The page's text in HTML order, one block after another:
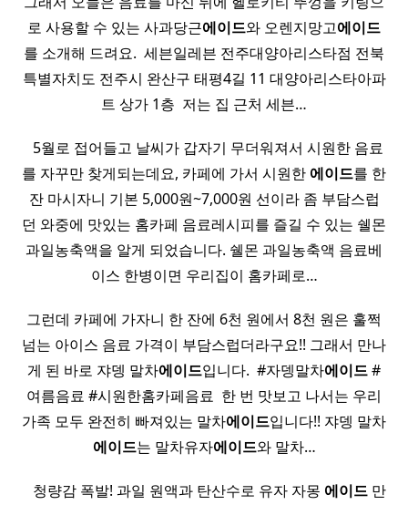
로 사용할 수 있는 사과당근에이드와 오렌지망고에이드
를 소개해 드려요. ​ 세븐일레븐 전주대양아리스타점 전북
특별자치도 전주시 완산구 태평4길 11 대양아리스타아파
트 상가 1층 ​ 저는 집 근처 세븐…
​ ​ 5월로 접어들고 날씨가 갑자기 무더워져서 시원한 음료
를 자꾸만 찾게되는데요, 카페에 가서 시원한 에이드를 한
잔 마시자니 기본 5,000원~7,000원 선이라 좀 부담스럽
던 와중에 맛있는 홈카페 음료레시피를 즐길 수 있는 쉘몬
과일농축액을 알게 되었습니다. 쉘몬 과일농축액 음료베
이스 한병이면 우리집이 홈카페로…
그런데 카페에 가자니 한 잔에 6천 원에서 8천 원은 훌쩍
넘는 아이스 음료 가격이 부담스럽더라구요!! 그래서 만나
게 된 바로 쟈뎅 말차에이드입니다. ​ #자뎅말차에이드#
여름음료 #시원한홈카페음료 ​ 한 번 맛보고 나서는 우리
가족 모두 완전히 빠져있는 말차에이드입니다!! 쟈뎅 말차
에이드는 말차유자에이드와 말차…
​ ​ ​ 청량감 폭발! 과일 원액과 탄산수로 유자 자몽 에이드 만